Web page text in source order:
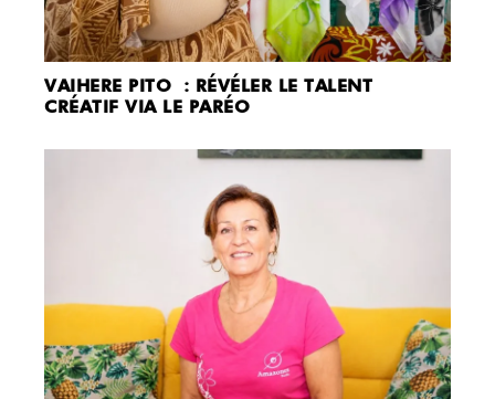
VAIHERE PITO : RÉVÉLER LE TALENT
CRÉATIF VIA LE PARÉO